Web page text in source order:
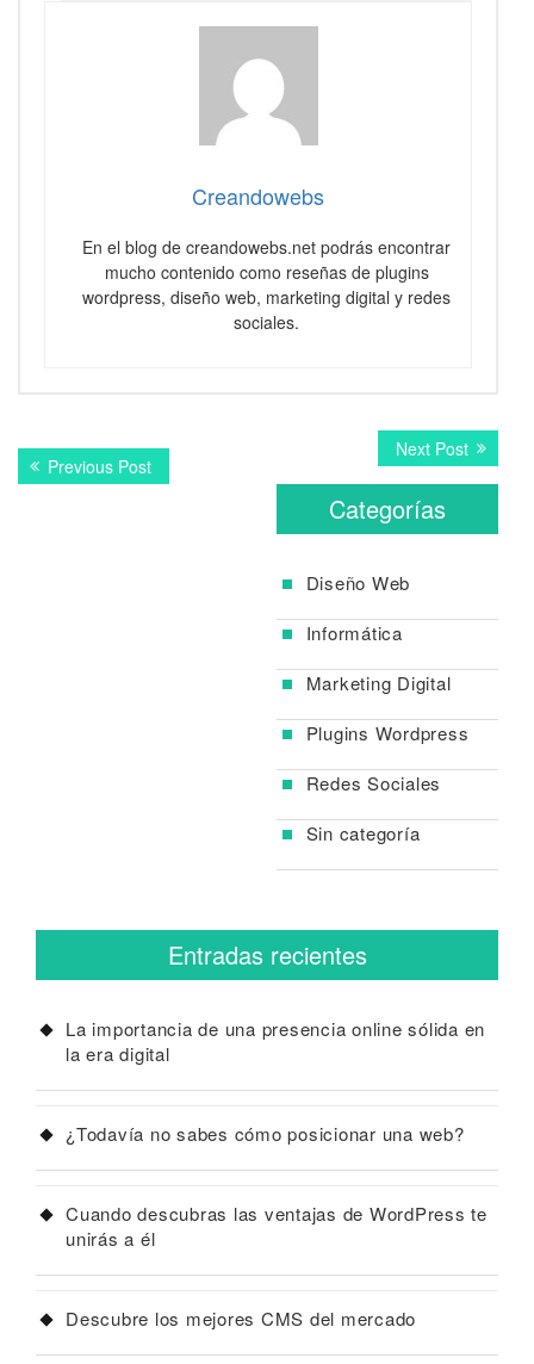
Creandowebs
En el blog de creandowebs.net podrás encontrar
mucho contenido como reseñas de plugins
wordpress, diseño web, marketing digital y redes
sociales.
Navegación
dePrevious PostPrevious
post:
Next PostNext
post:
Categorías
Diseño Web
Informática
Marketing Digital
Plugins Wordpress
Redes Sociales
Sin categoría
Entradas recientes
La importancia de una presencia online sólida en
la era digital
¿Todavía no sabes cómo posicionar una web?
Cuando descubras las ventajas de WordPress te
unirás a él
Descubre los mejores CMS del mercado